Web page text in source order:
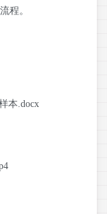
程。
本.docx